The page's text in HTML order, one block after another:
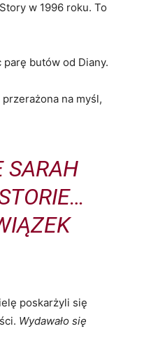
w 1996 roku. To
parę butów od Diany.
przerażona na myśl,
​​SARAH
poskarżyli się
Wydawało się